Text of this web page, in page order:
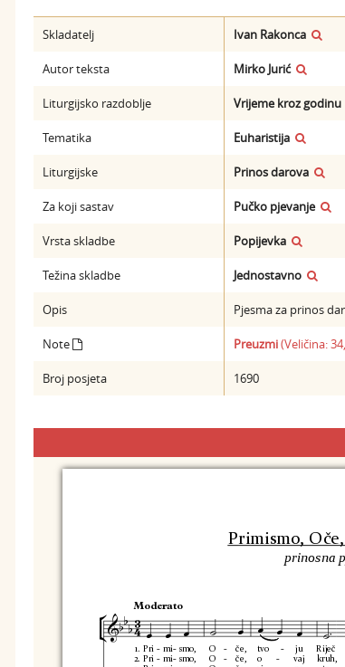
Skladatelj Ivan Rakonca
Autor teksta Mirko Jurić
Liturgijsko razdoblje Vrijeme kroz godinu
Tematika Euharistija
Liturgijske Prinos darova
Za koji sastav Pučko pjevanje
Vrsta skladbe Popijevka
Težina skladbe Jednostavno
Opis Pjesma za prinos
Note Preuzmi(Veličina:
Broj posjeta 1690